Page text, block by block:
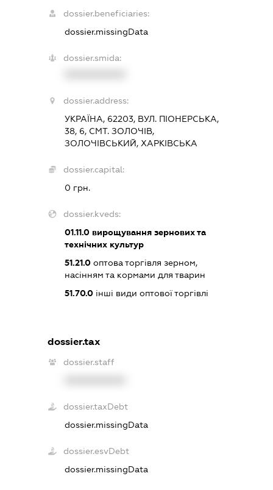
dossier.beneficiaries:
dossier.missingData
dossier.smida:
dossier.address:
УКРАЇНА, 62203, ВУЛ. ПІОНЕРСЬКА,
38, 6, СМТ. ЗОЛОЧІВ,
ЗОЛОЧІВСЬКИЙ, ХАРКІВСЬКА
dossier.capital:
0 грн.
dossier.kveds:
01.11.0вирощування зернових та
технічних культур
51.21.0оптова торгівля зерном,
насінням та кормами для тварин
51.70.0інші види оптової торгівлі
dossier.tax
dossier.staff
dossier.taxDebt
dossier.missingData
dossier.esvDebt
dossier.missingData